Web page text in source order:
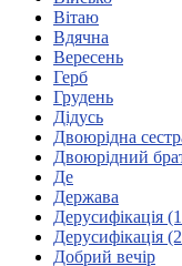
Молодіжні
Мережа
Рекорди
Видання
Вітаю
Вдячна
Вересень
Герб
Грудень
Дідусь
Двоюрідна
Двоюрідний
Де
Держава
Дерусифікація
Дерусифікація
Добрий вечір